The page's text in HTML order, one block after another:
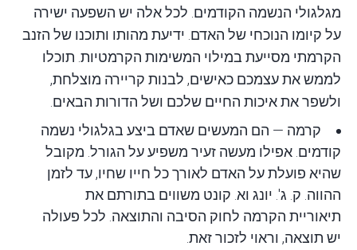
מגלגולי הנשמה הקודמים. לכל אלה יש השפעה ישירה
על קיומו הנוכחי של האדם. ידיעת מהותו ותוכנו של הזנב
הקרמתי מסייעת במילוי המשימות הקרמטיות. תוכלו
לממש את עצמכם כאישים, לבנות קריירה מוצלחת,
ולשפר את איכות החיים שלכם ושל הדורות הבאים.
קרמה — הם המעשים שאדם ביצע בגלגולי נשמה
קודמים. אפילו מעשה זעיר משפיע על הגורל. מקובל
שהיא פועלת על האדם לאורך כל חייו שחיו, עד לזמן
ההווה. ק. ג'. יונג וא. קונט משווים בתורתם את
תיאוריית הקרמה לחוק הסיבה והתוצאה. לכל פעולה
יש תוצאה, וראוי לזכור זאת.